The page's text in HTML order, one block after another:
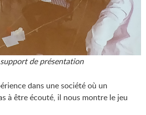
de présentation
dans une société où un
à être écouté, il nous montre le jeu